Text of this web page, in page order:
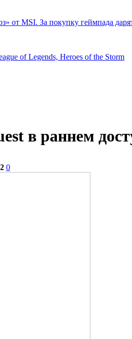
от MSI. За покупку геймпада
of Legends, Heroes of the Storm
в раннем
0